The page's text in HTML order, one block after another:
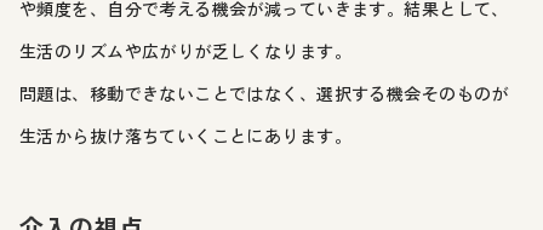
や頻度を、自分で考える機会が減っていきます。結果として、
生活のリズムや広がりが乏しくなります。
問題は、移動できないことではなく、選択する機会そのものが
生活から抜け落ちていくことにあります。